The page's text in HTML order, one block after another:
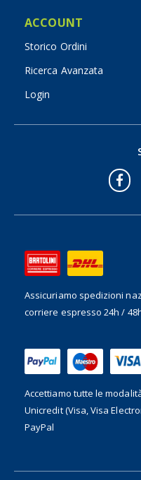
ACCOUNT
Storico Ordini
Ricerca Avanzata
Login
Assicuriamo spedizioni
corriere espresso 24h /
Accettiamo tutte le
Unicredit (Visa, Visa
PayPal